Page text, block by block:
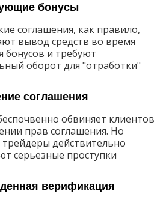
бонусы
соглашения, как правило,
вывод средств во время
бонусов и требуют
оборот для "отработки"
соглашения
обвиняет клиентов
прав соглашения. Но
действительно
серьезные проступки
верификация